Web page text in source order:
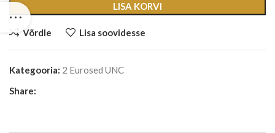
LISA KORVI
Võrdle Lisa soovidesse
Kategooria: 2 Eurosed UNC
Share: